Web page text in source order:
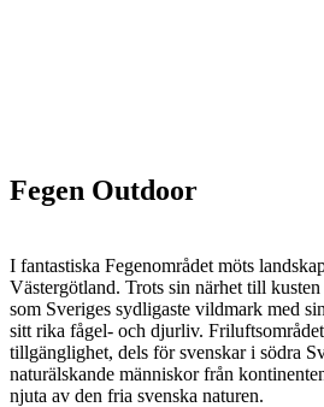
Fegen Outdoor
I fantastiska Fegenområdet möts
Västergötland. Trots sin närhet till
som Sveriges sydligaste vildmark med
sitt rika fågel- och djurliv.
tillgänglighet, dels för svenskar i södra
naturälskande människor från
njuta av den fria svenska naturen.